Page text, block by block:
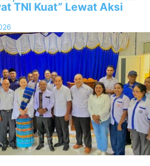
TNI Kuat” Lewat Aksi